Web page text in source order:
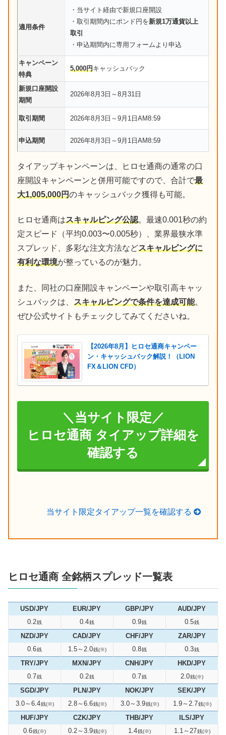
適用条件
・当サイト経由で新規口座開設
・取引期間内にポンド円を新規1万通貨以上
取引
・申込期間内に専用フォームより申込
キャンペーン
特典
5,000円 キャッシュバック
新規口座開設
期間
2026年8月3日～8月31日
取引期間 2026年8月3日～9月1日AM8:59
申込期間 2026年8月3日～9月1日AM8:59
タイアップキャンペーンは、ヒロセ通商の通常の口
座開設キャンペーンと併用可能ですので、合計で最
大1,005,000円のキャッシュバック獲得も可能。
ヒロセ通商はスキャルピング公認。最速0.001秒の約
定スピード（平均0.003〜0.005秒）、業界最狭水準
スプレッド、多彩な注文方法などスキャルピングに
有利な環境が整っているのが魅力。
また、同社の口座開設キャンペーンや取引高キャッ
シュバックは、 スキャルピングで条件を達成可能。
ぜひ公式サイトもチェックしてみてくださいね。
【2026年8月】ヒロセ通商キャンペー
ン・キャッシュバック解説！（LION
FX＆LION CFD）
＼当サイト限定／
ヒロセ通商 タイアップ詳細を
確認する
当サイト限定タイアップ一覧を確認する
ヒロセ通商 全銘柄スプレッド一覧表
USD/JPY EUR/JPY GBP/JPY
AUD/JPY
0.2銭 0.4銭 0.9銭 0.5銭
NZD/JPY CAD/JPY CHF/JPY
ZAR/JPY
0.6銭 1.5～2.0銭(※) 0.8銭 0.3銭
TRY/JPY MXN/JPY CNH/JPY
HKD/JPY
0.7銭 0.2銭 0.7銭 2.0銭(※)
SGD/JPY PLN/JPY NOK/JPY
SEK/JPY
3.0～6.4銭(※) 2.8～6.6銭(※) 3.0～3.9銭(※) 1.9～2.7銭(※)
HUF/JPY CZK/JPY THB/JPY
ILS/JPY
0.6銭(※) 0.2～3.9銭(※) 1.4銭(※) 1.1～27銭(※)